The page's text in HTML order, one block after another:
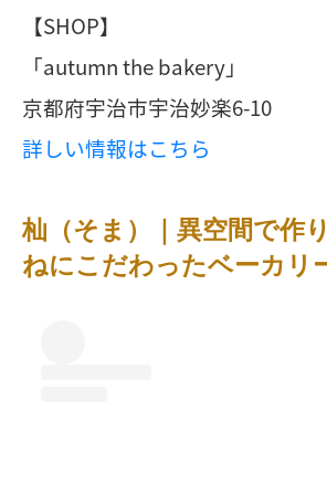
【SHOP】
「autumn the bakery」
京都府宇治市宇治妙楽6-10
詳しい情報はこちら
杣（そま）｜異空間で作
ねにこだわったベーカリ